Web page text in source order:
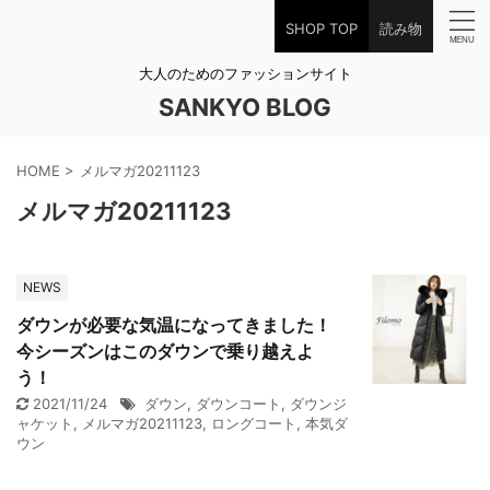
SHOP TOP 読み物
大人のためのファッションサイト
SANKYO BLOG
HOME > メルマガ20211123
メルマガ20211123
NEWS
ダウンが必要な気温になってきました！
今シーズンはこのダウンで乗り越えよ
う！
2021/11/24 ダウン, ダウンコート , ダウンジ
ャケット , メルマガ20211123, ロングコート , 本気ダ
ウン